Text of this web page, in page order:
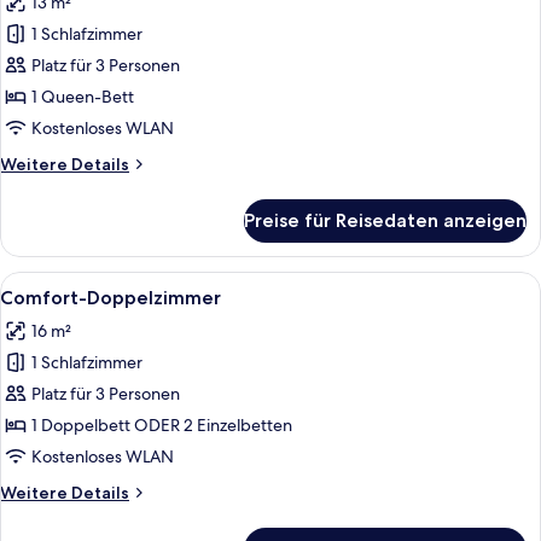
für
Basic-
Doppelzimmer
anzeigen
1 Schlafzimmer
Platz für 3 Personen
1 Queen-Bett
Kostenloses WLAN
Weitere Details
Weitere
Doppelzimmer
Preise für Reisedaten anzeigen
Alle
Fotos
für
Comfort-
Doppelzimmer
anzeigen
Ein Hotelzimmer mit zwei Betten,
2
Comfort-Doppelzimmer
16 m²
1 Schlafzimmer
Platz für 3 Personen
1 Doppelbett ODER 2 Einzelbetten
Kostenloses WLAN
Weitere Details
Weitere